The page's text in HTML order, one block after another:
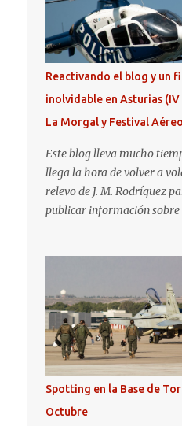
Reactivando el blog y un
inolvidable en Asturias
La Morgal y Festival
Este blog lleva mucho
llega la hora de volver a
relevo de J. M. Rodríguez
publicar información sobre
que pido un poco de
todo se ponga en marcha
tanto, os dejo con algunas
que tomé este pasado fin
sábado 23 de julio de 2022
Aerospotters Principado a
fotográfica en el
(todavía no he tenido
Spotting en la Base de
Octubre